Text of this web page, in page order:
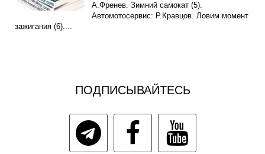
А.Френев. Зимний самокат (5).
Автомотосервис: Р.Кравцов. Ловим момент
зажигания (6)....
ПОДПИСЫВАЙТЕСЬ